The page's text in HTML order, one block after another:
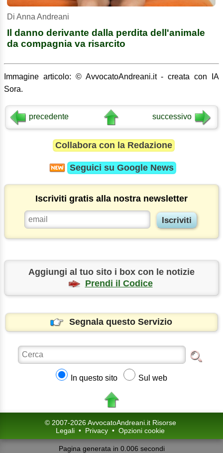
Di Anna Andreani
Il danno derivante dalla perdita dell'animale
da compagnia va risarcito
Immagine articolo: © AvvocatoAndreani.it - creata con IA
Sora.
precedente successivo
Collabora con la Redazione
Seguici su Google News
Iscriviti gratis alla nostra newsletter
Aggiungi al tuo sito i box con le notizie
Prendi il Codice
Segnala questo Servizio
In questo sito Sul web
© 2007-2026 AvvocatoAndreani.it Risorse
Legali • Privacy • Opzioni cookie
Pagina generata in 0.006 secondi